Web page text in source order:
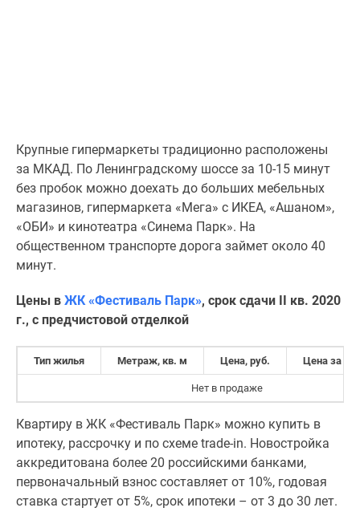
Крупные гипермаркеты традиционно расположены
за МКАД. По Ленинградскому шоссе за 10-15 минут
без пробок можно доехать до больших мебельных
магазинов, гипермаркета «Мега» с ИКЕА, «Ашаном»,
«ОБИ» и кинотеатра «Синема Парк». На
общественном транспорте дорога займет около 40
минут.
Цены в ЖК«Фестиваль Парк», срок сдачи II кв. 2020
г., с предчистовой отделкой
Тип жилья Метраж, кв. м Цена, руб. Цена за
Нет в продаже
Квартиру в ЖК «Фестиваль Парк» можно купить в
ипотеку, рассрочку и по схеме trade-in. Новостройка
аккредитована более 20 российскими банками,
первоначальный взнос составляет от 10%, годовая
ставка стартует от 5%, срок ипотеки – от 3 до 30 лет.